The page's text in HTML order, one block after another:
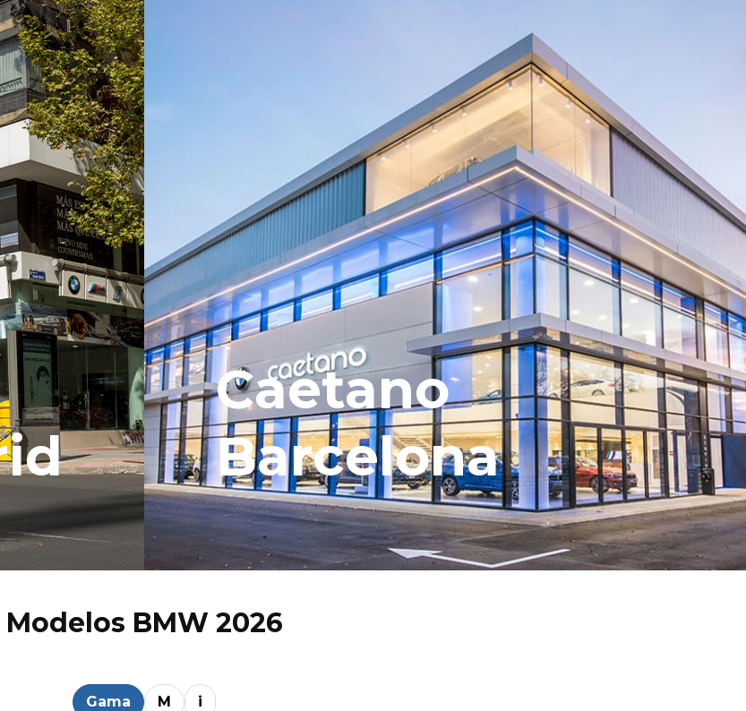
Caetano
Barcelona
Modelos BMW 2026
Gama M i